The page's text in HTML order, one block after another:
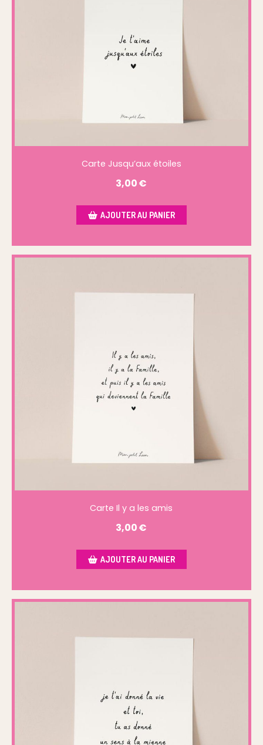
Carte Jusqu’aux étoiles
3,00€
AJOUTER AU PANIER
Carte Il y a les amis
3,00€
AJOUTER AU PANIER